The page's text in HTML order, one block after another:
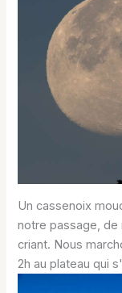
Un cassenoix
notre passage, de
criant. Nous
2h au plateau qui